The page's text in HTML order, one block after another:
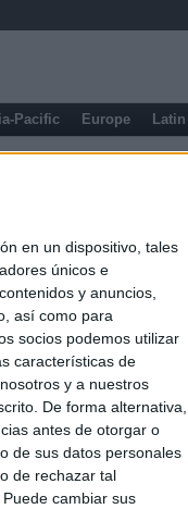
en un dispositivo, tales
únicos e
y anuncios,
así como para
socios podemos utilizar
características de
y a nuestros
De forma alternativa,
antes de otorgar o
de sus datos personales
de rechazar tal
cambiar sus
Pacific Europe